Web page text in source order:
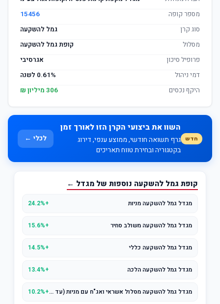
מספר קופה
15456
סוג קרן
גמל להשקעה
מסלול
קופת גמל להשקעה
פרופיל סיכון
אגרסיבי
דמי ניהול
0.61% לשנה
היקף נכסים
306 מיליון ₪
חדש
השוו את ביצועי הקרן הזו לאורך זמן
גרף תשואה חודשי, ממוצע ענפי, דירוג
בקטגוריה ובחירת טווח תאריכים
לכלי ←
קופת גמל להשקעה נוספות של מגדל ←
מגדל גמל להשקעה מניות +24.2%
מגדל גמל להשקעה משולב סחיר +15.6%
מגדל גמל להשקעה כללי +14.5%
מגדל גמל להשקעה הלכה +13.4%
מגדל גמל להשקעה מסלול אשראי ואג"ח עם מניות (עד 25% מניות)+10.2%